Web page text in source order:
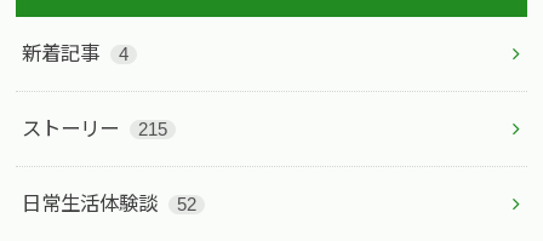
新着記事 4
ストーリー 215
日常生活体験談 52